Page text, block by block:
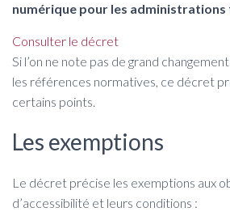
numérique pour les administrations
Consulter le décret
Si l’on ne note pas de grand
les références normatives, ce décret
certains points.
Les exemptions
Le décret précise les exemptions aux
d’accessibilité et leurs conditions :